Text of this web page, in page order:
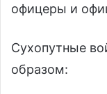
офицеры и
Сухопутные
образом: